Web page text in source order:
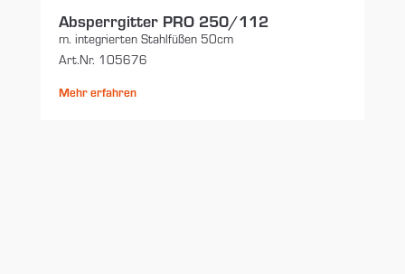
Absperrgitter PRO 250/112
m. integrierten Stahlfüßen 50cm
Art.Nr. 105676
Mehr erfahren